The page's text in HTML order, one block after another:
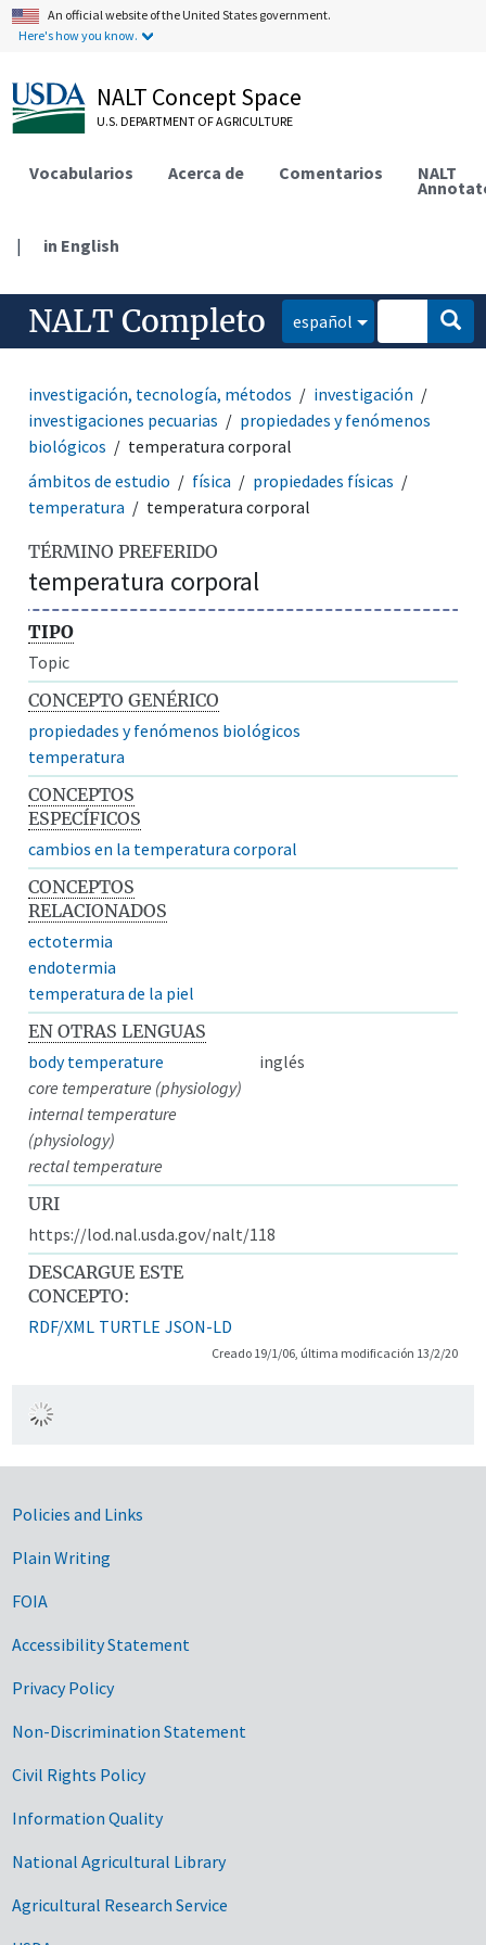
An official website of the United States government.
Here's how you know.
NALT Concept Space
U.S. DEPARTMENT OF AGRICULTURE
Vocabularios Acerca de Comentarios NALT
| in English
NALT Completo español
investigación, tecnología, métodos
investigación
investigaciones pecuarias
propiedades y fenómenos
biológicos
temperatura corporal
ámbitos de estudio
física
propiedades físicas
temperatura
temperatura corporal
TÉRMINO PREFERIDO
temperatura corporal
TIPO
Topic
CONCEPTO GENÉRICO
propiedades y fenómenos biológicos
temperatura
CONCEPTOS
ESPECÍFICOS
cambios en la temperatura corporal
CONCEPTOS
RELACIONADOS
ectotermia
endotermia
temperatura de la piel
EN OTRAS LENGUAS
body temperature
inglés
core temperature (physiology)
internal temperature
(physiology)
rectal temperature
URI
https://lod.nal.usda.gov/nalt/118
DESCARGUE ESTE
CONCEPTO:
RDF/XML TURTLE JSON-LD
Creado 19/1/06, última modificación 13/2/20
Government Links
Policies and Links
Plain Writing
FOIA
Accessibility Statement
Privacy Policy
Non-Discrimination Statement
Civil Rights Policy
Information Quality
National Agricultural Library
Agricultural Research Service